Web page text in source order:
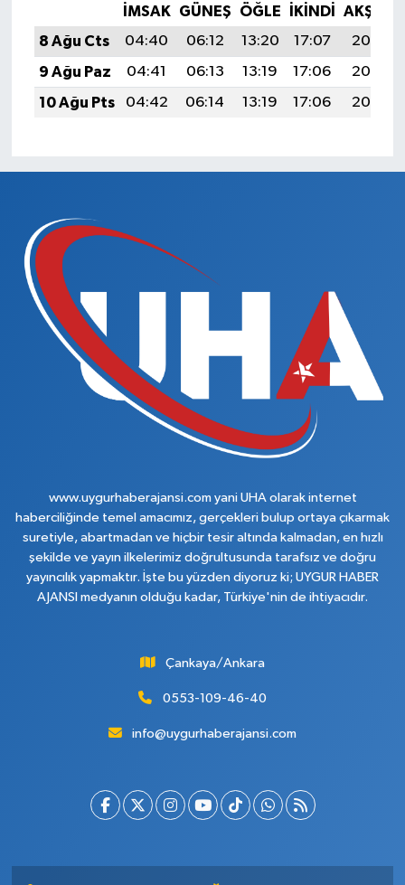
İMSAK GÜNEŞ ÖĞLE İKINDI
AKŞAM
8 Ağu Cts
04:40 06:12 13:20 17:07
20:17
9 Ağu Paz
04:41 06:13 13:19 17:06
20:16
10 Ağu Pts
04:42 06:14 13:19 17:06 20:15
www.uygurhaberajansi.com yani UHA olarak internet
haberciliğinde temel amacımız, gerçekleri bulup ortaya çıkarmak
suretiyle, abartmadan ve hiçbir tesir altında kalmadan, en hızlı
şekilde ve yayın ilkelerimiz doğrultusunda tarafsız ve doğru
yayıncılık yapmaktır. İşte bu yüzden diyoruz ki; UYGUR HABER
AJANSI medyanın olduğu kadar, Türkiye'nin de ihtiyacıdır.
Çankaya/Ankara
0553-109-46-40
info@uygurhaberajansi.com